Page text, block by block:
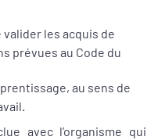
les acquis de
prévues au Code du
au sens de
avec l’organisme qui